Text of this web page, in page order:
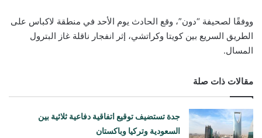
ووفقًا لصحيفة “دون”، وقع الحادث يوم الأحد في منطقة لاكباس على
الطريق السريع بين كويتا وكراتشي، إثر انفجار ناقلة غاز البترول
المسال.
مقالات ذات صلة
جدة تستضيف توقيع اتفاقية دفاعية ثلاثية بين
السعودية وتركيا وباكستان